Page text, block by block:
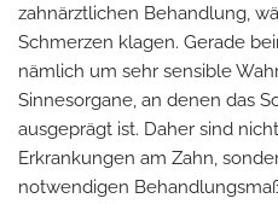
zahnärztlichen Behandlung,
Schmerzen klagen. Gerade
nämlich um sehr sensible
Sinnesorgane, an denen das
ausgeprägt ist. Daher sind
Erkrankungen am Zahn,
notwendigen